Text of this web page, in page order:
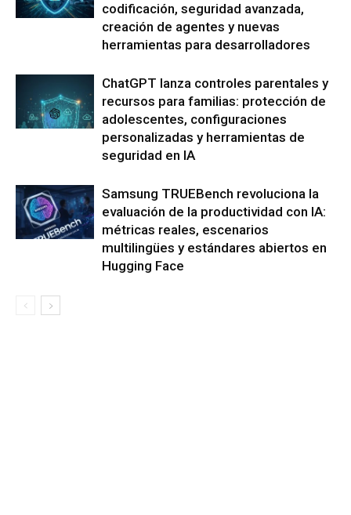
codificación, seguridad avanzada,
creación de agentes y nuevas
herramientas para desarrolladores
ChatGPT lanza controles parentales y
recursos para familias: protección de
adolescentes, configuraciones
personalizadas y herramientas de
seguridad en IA
Samsung TRUEBench revoluciona la
evaluación de la productividad con IA:
métricas reales, escenarios
multilingües y estándares abiertos en
Hugging Face